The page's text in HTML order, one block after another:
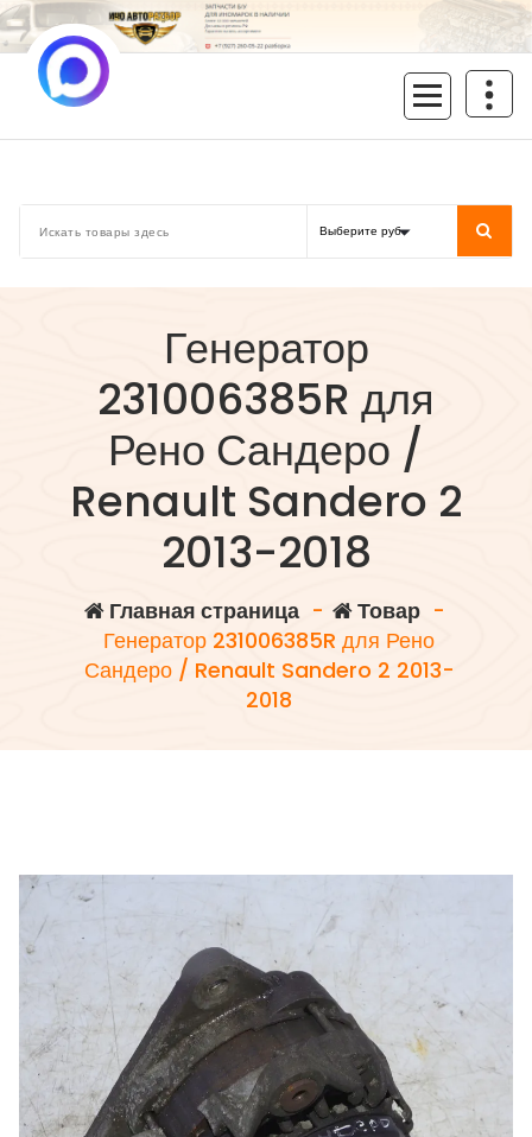
Перейти
к
содержимому
Генератор
231006385R для
Рено Сандеро /
Renault Sandero 2
2013-2018
Главная страница- Товар-
Генератор 231006385R для Рено
Сандеро / Renault Sandero 2 2013-
2018